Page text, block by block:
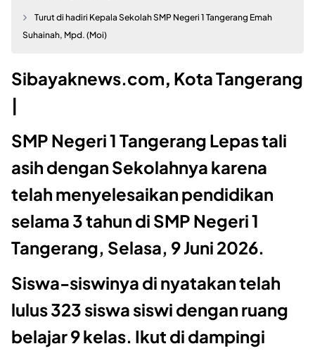
Turut di hadiri Kepala Sekolah SMP Negeri 1 Tangerang Emah
Suhainah, Mpd. (Moi)
Sibayaknews.com, Kota Tangerang
|
SMP Negeri 1 Tangerang Lepas tali
asih dengan Sekolahnya karena
telah menyelesaikan pendidikan
selama 3 tahun di SMP Negeri 1
Tangerang, Selasa, 9 Juni 2026.
Siswa-siswinya di nyatakan telah
lulus 323 siswa siswi dengan ruang
belajar 9 kelas. Ikut di dampingi